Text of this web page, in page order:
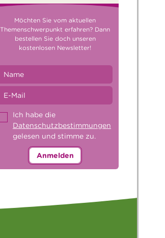
Möchten Sie vom aktuellen
Themenschwerpunkt erfahren? Dann
bestellen Sie doch unseren
kostenlosen Newsletter!
Ich habe die
Datenschutzbestimmungen
gelesen und stimme zu.
Anmelden